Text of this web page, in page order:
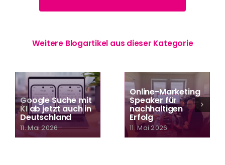
Weitere Blogartikel aus dieser Kategorie
Google Suche mit
KI ab jetzt auch in
Deutschland
11. Mai 2026
Online-Marketing
Speaker für
nachhaltigen
Erfolg
11. Mai 2026